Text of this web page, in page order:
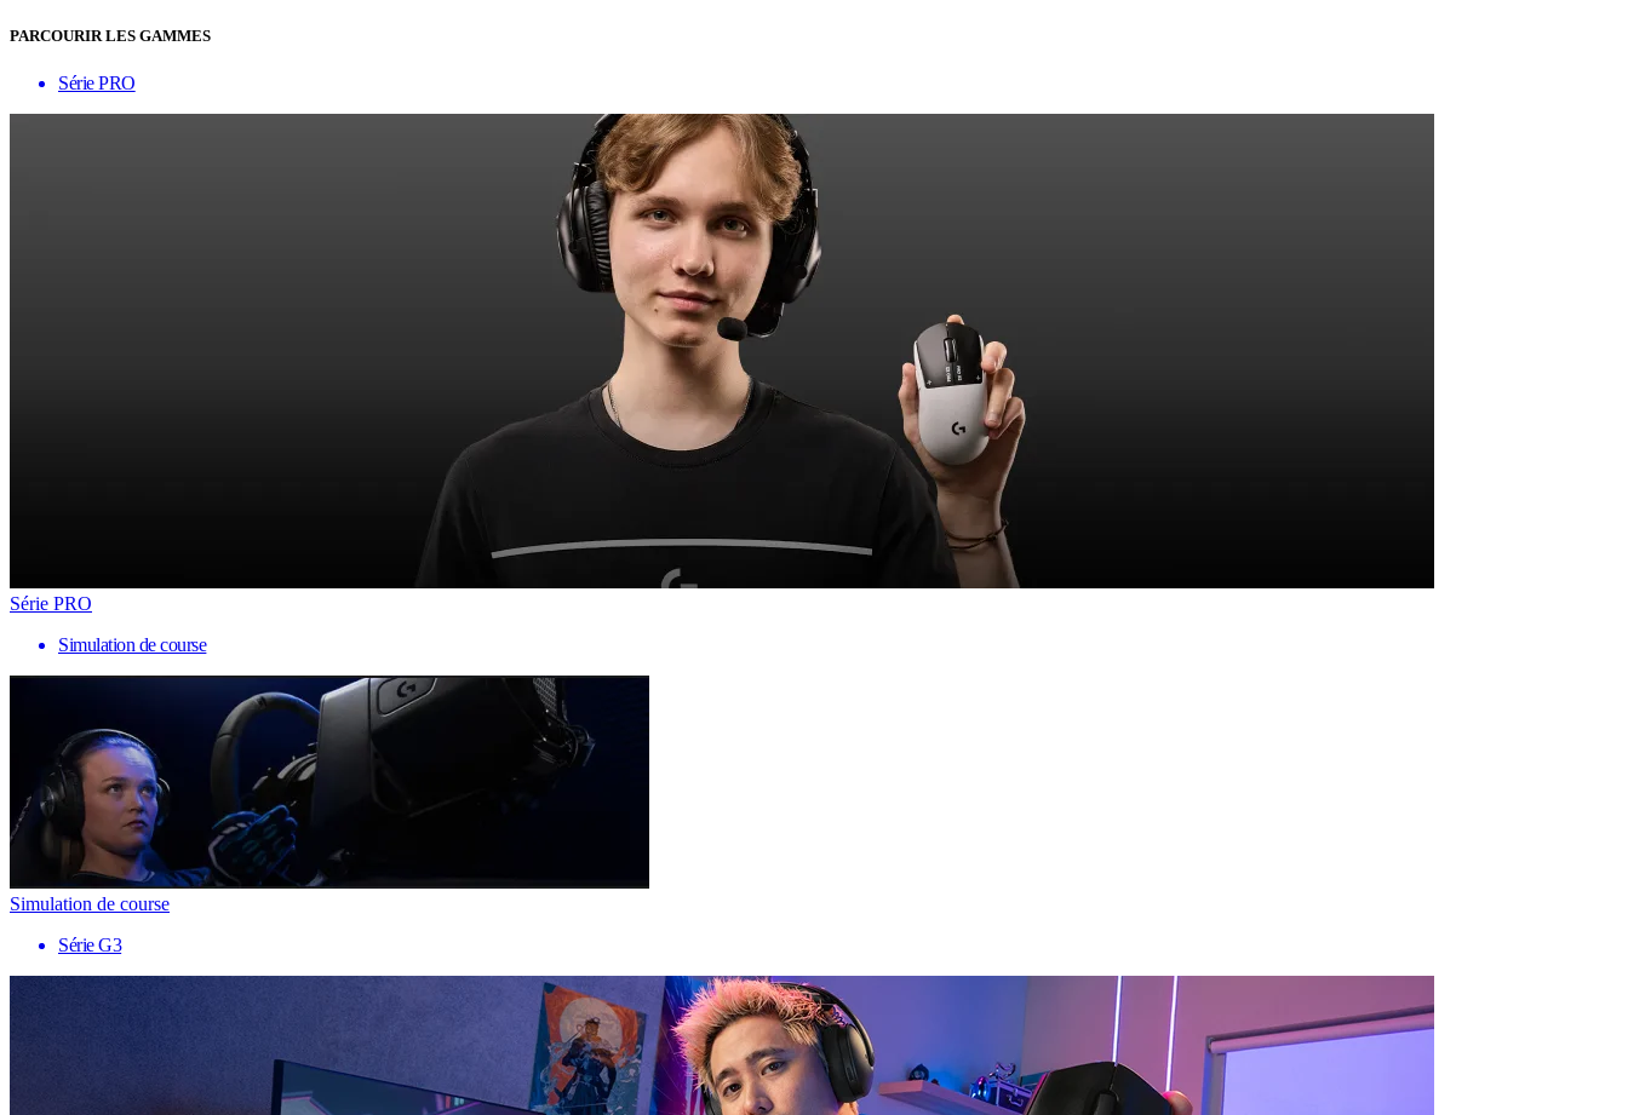
PARCOURIR LES GAMMES
Série PRO
Série PRO
Simulation de course
Simulation de course
Série G3